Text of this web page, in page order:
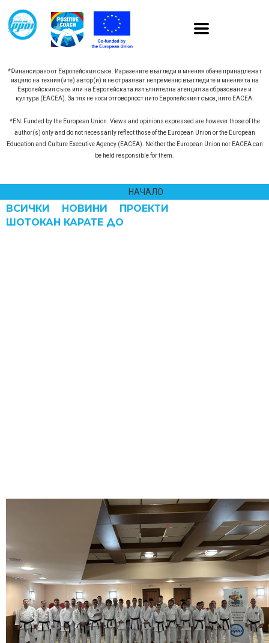
*Финансирано от Европейския съюз. Изразените възгледи и мнения обаче принадлежат
изцяло на техния(ите) автор(и) и не отразяват непременно възгледите и мненията на
Европейския съюз или на Европейската изпълнителна агенция за образование и
култура (EACEA). За тях не носи отговорност нито Европейският съюз, нито EACEA.
*EN: Funded by the European Union. Views and opinions expressed are however those of the
author(s) only and do not necessarily reflect those of the European Union or the European
Education and Culture Executive Agency (EACEA). Neither the European Union nor EACEA can
be held responsible for them.
НАЧАЛО
ВСИЧКИ НОВИНИ
ПРОЕКТИ
ШОТОКАН КАРАТЕ ДО